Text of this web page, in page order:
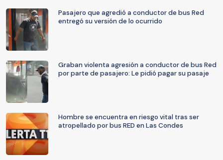
Pasajero que agredió a conductor de bus Red
entregó su versión de lo ocurrido
Graban violenta agresión a conductor de bus Red
por parte de pasajero: Le pidió pagar su pasaje
Hombre se encuentra en riesgo vital tras ser
atropellado por bus RED en Las Condes